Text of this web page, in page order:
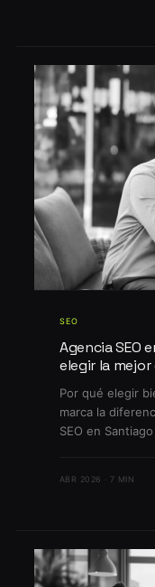
SEO
Agencia SEO
elegir la
Por qué elegir
marca la
SEO en
ABR 2026 · 7 MIN